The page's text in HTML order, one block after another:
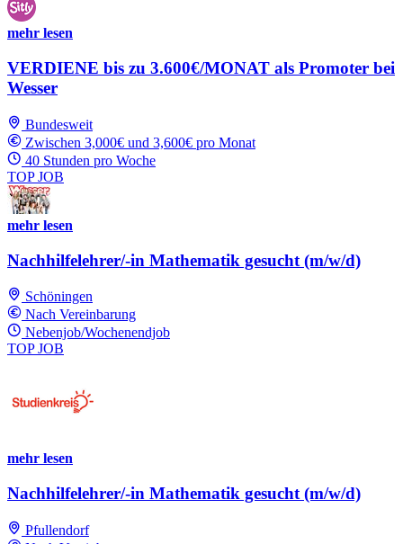
mehr lesen
VERDIENE bis zu 3.600€/MONAT als Promoter bei
Wesser
Bundesweit
Zwischen 3,000€ und 3,600€ pro Monat
40 Stunden pro Woche
TOP JOB
mehr lesen
Nachhilfelehrer/-in Mathematik gesucht (m/w/d)
Schöningen
Nach Vereinbarung
Nebenjob/Wochenendjob
TOP JOB
mehr lesen
Nachhilfelehrer/-in Mathematik gesucht (m/w/d)
Pfullendorf